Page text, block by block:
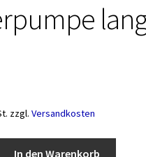
zzgl. Versandkosten
In den Warenkorb